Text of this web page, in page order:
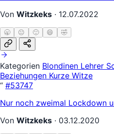
Von Witzkeks · 12.07.2022
🥱 😐 🙂 😄 🤣
Kategorien Blondinen Lehrer
Beziehungen Kurze Witze
“ #53747
Nur noch zweimal Lockdown
Von Witzkeks · 03.12.2020